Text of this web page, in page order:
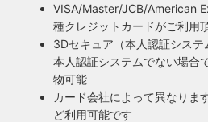
VISA/Master/JCB/American
種クレジットカードがご利用
3Dセキュア（本人認証システ
本人認証システムでない場合
物可能
カード会社によって異なりま
ど利用可能です